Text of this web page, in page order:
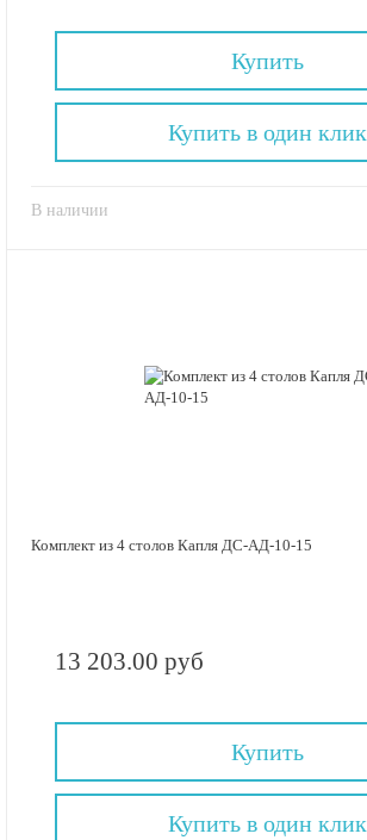
Купить
В наличии
Купить в один клик
Комплект из 4 столов Капля ДС-АД-10-15
13 203.00 руб
Купить
Купить в один клик